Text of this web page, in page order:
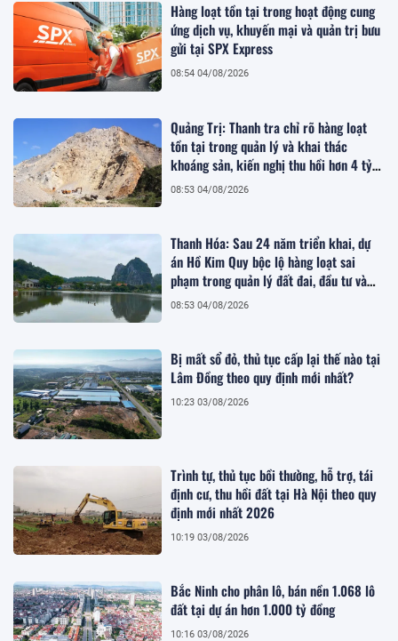
Hàng loạt tồn tại trong hoạt động cung
ứng dịch vụ, khuyến mại và quản trị bưu
gửi tại SPX Express
08:54 04/08/2026
Quảng Trị: Thanh tra chỉ rõ hàng loạt
tồn tại trong quản lý và khai thác
khoáng sản, kiến nghị thu hồi hơn 4 tỷ
đồng
08:53 04/08/2026
Thanh Hóa: Sau 24 năm triển khai, dự
án Hồ Kim Quy bộc lộ hàng loạt sai
phạm trong quản lý đất đai, đầu tư và
quy hoạch
08:53 04/08/2026
Bị mất sổ đỏ, thủ tục cấp lại thế nào tại
Lâm Đồng theo quy định mới nhất?
10:23 03/08/2026
Trình tự, thủ tục bồi thường, hỗ trợ, tái
định cư, thu hồi đất tại Hà Nội theo quy
định mới nhất 2026
10:19 03/08/2026
Bắc Ninh cho phân lô, bán nền 1.068 lô
đất tại dự án hơn 1.000 tỷ đồng
10:16 03/08/2026